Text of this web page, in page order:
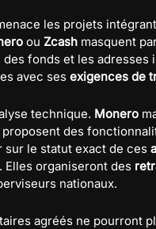
les projets
ou Zcash masquent
fonds et les adresses
avec ses exigences de
technique. Monero
proposent des
le statut exact de ces
organiseront des
nationaux.
agréés ne pourront